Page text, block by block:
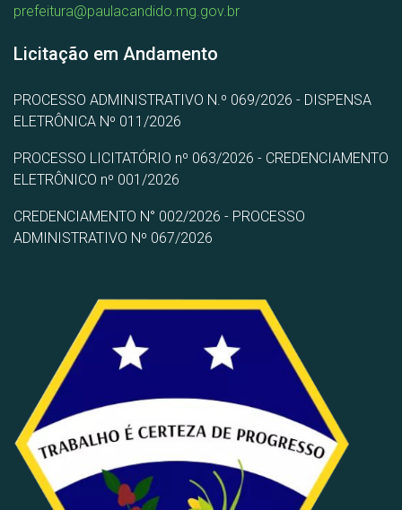
prefeitura@paulacandido.mg.gov.br
Licitação em Andamento
PROCESSO ADMINISTRATIVO N.º 069/2026 - DISPENSA
ELETRÔNICA Nº 011/2026
PROCESSO LICITATÓRIO nº 063/2026 - CREDENCIAMENTO
ELETRÔNICO nº 001/2026
CREDENCIAMENTO N° 002/2026 - PROCESSO
ADMINISTRATIVO Nº 067/2026